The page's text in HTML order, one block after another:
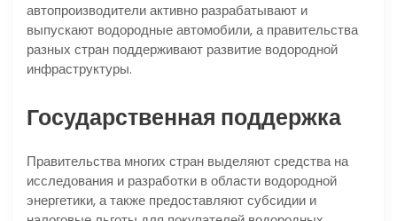
автопроизводители активно разрабатывают и
выпускают водородные автомобили, а правительства
разных стран поддерживают развитие водородной
инфраструктуры.
Государственная поддержка
Правительства многих стран выделяют средства на
исследования и разработки в области водородной
энергетики, а также предоставляют субсидии и